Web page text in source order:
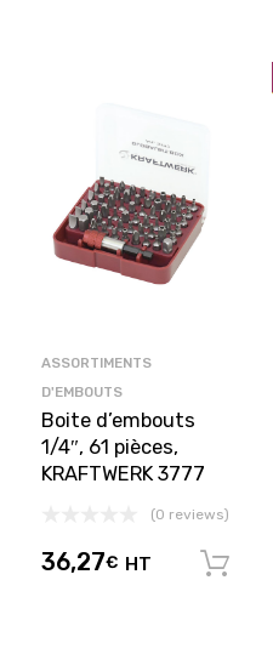
ASSORTIMENTS
D'EMBOUTS
Boite d’embouts
1/4″, 61 pièces,
KRAFTWERK 3777
(0 reviews)
36,27€ HT